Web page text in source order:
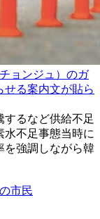
ョンジュ）のガ
せる案内文が貼ら
するなど供給不足
水不足事態当時に
を強調しながら韓
市民